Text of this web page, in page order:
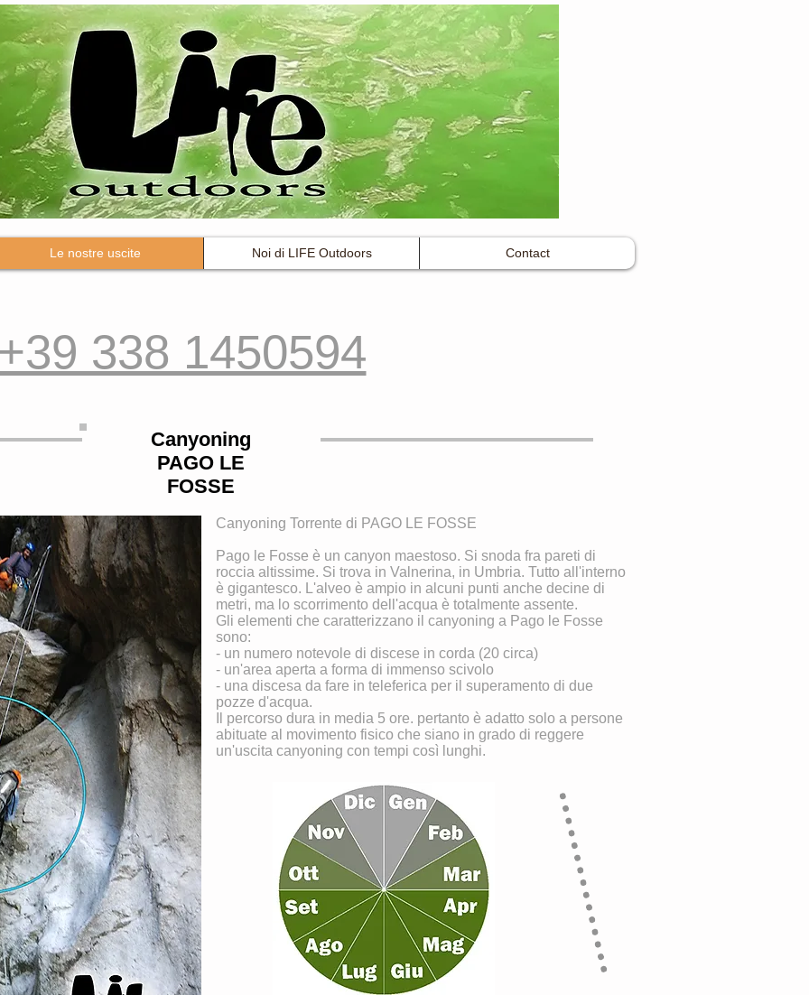
Le nostre uscite Noi di LIFE Outdoors Contact
338 1450594
Canyoning
PAGO LE
FOSSE
Canyoning Torrente di PAGO LE FOSSE
Pago le Fosse è un canyon maestoso. Si snoda fra pareti di
roccia altissime. Si trova in Valnerina, in Umbria. Tutto all'interno
è gigantesco. L'alveo è ampio in alcuni punti anche decine di
metri, ma lo scorrimento dell'acqua è totalmente assente.
Gli elementi che caratterizzano il canyoning a Pago le Fosse
sono:
- un numero notevole di discese in corda (20 circa)
- un'area aperta a forma di immenso scivolo
- una discesa da fare in teleferica per il superamento di due
pozze d'acqua.
Il percorso dura in media 5 ore. pertanto è adatto solo a persone
abituate al movimento fisico che siano in grado di reggere
un'uscita canyoning con tempi così lunghi.